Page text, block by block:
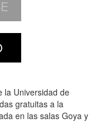
la Universidad de
gratuitas a la
en las salas Goya y